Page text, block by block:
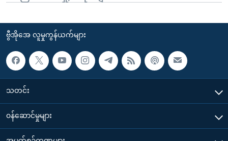
ဗွီအိုအေ လူမှုကွန်ယက်များ
သတင်း
၀န်ဆောင်မှုများ